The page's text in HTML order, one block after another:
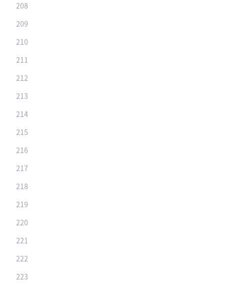
208
209
210
211
212
213
214
215
216
217
218
219
220
221
222
223